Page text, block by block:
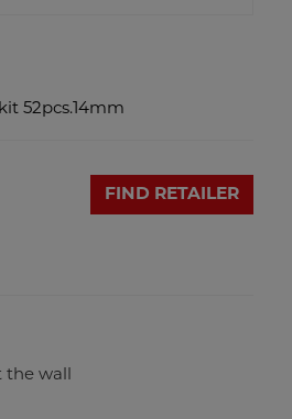
52pcs.14mm
FIND RETAILER
the wall